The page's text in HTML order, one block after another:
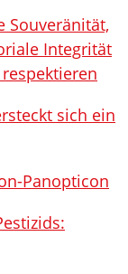
Souveränität,
Integrität
sich ein
Panopticon